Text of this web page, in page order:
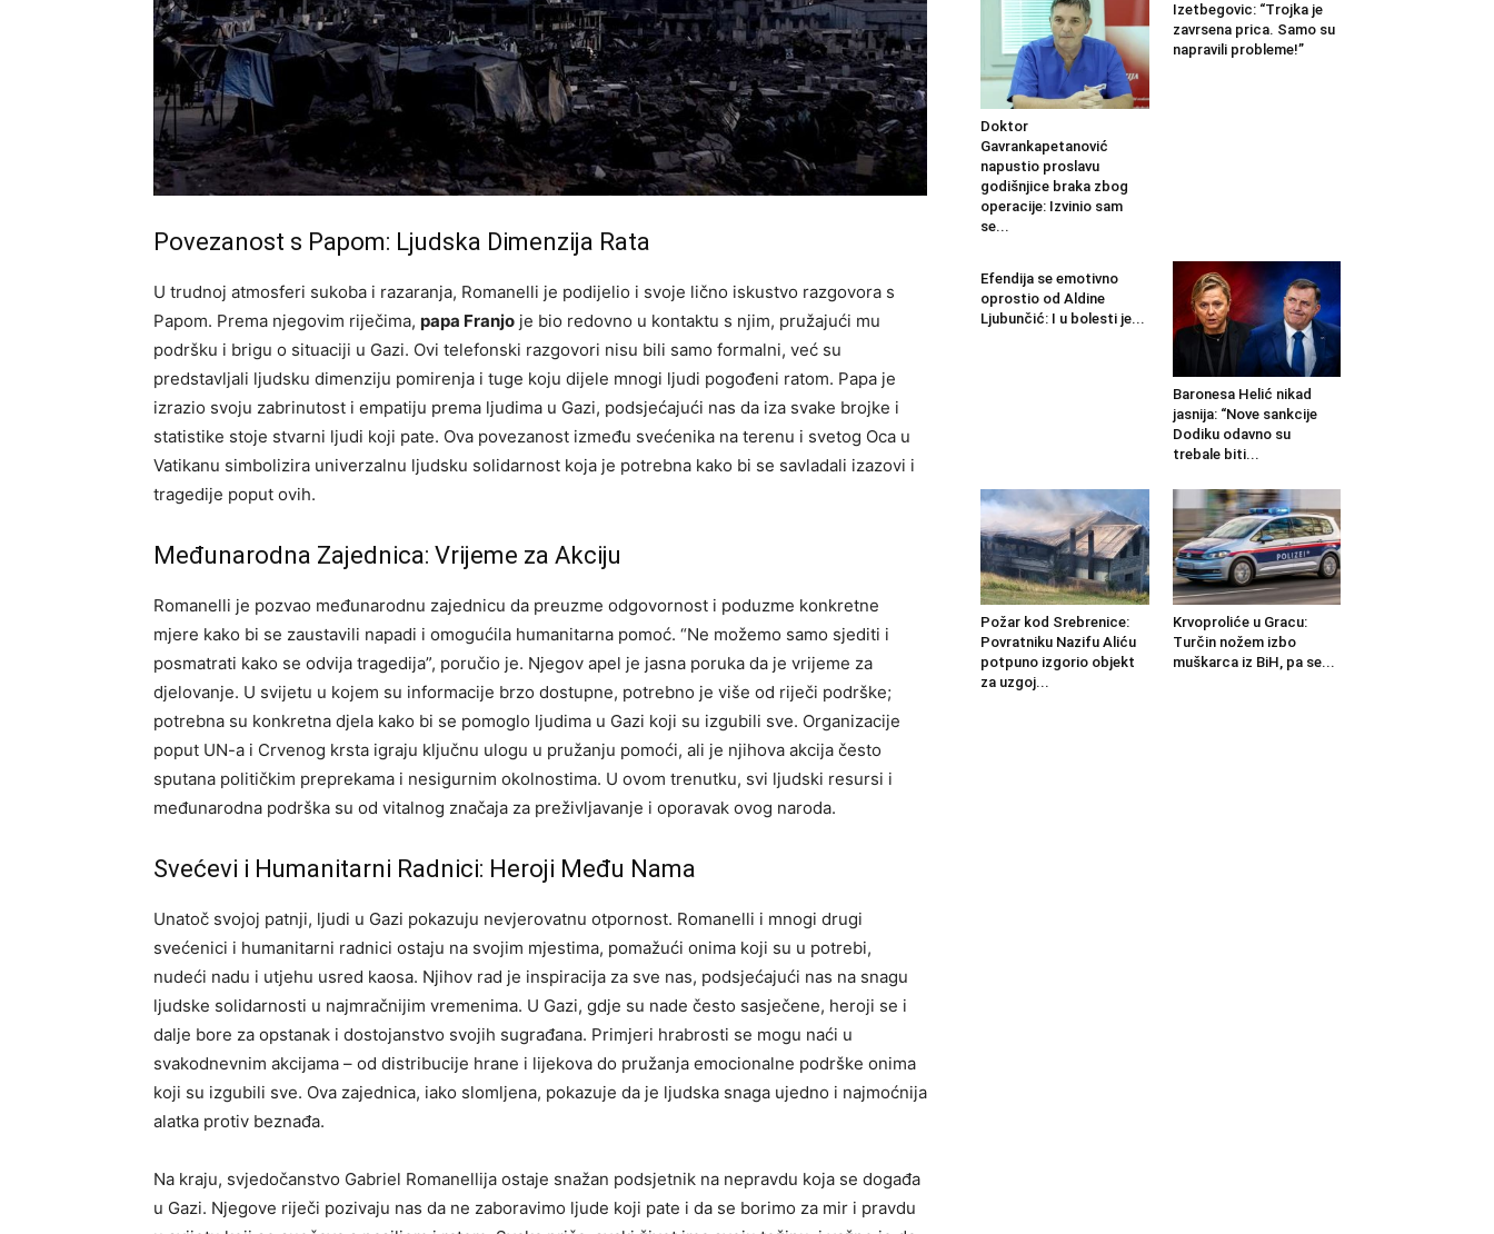
Povezanost s Papom: Ljudska Dimenzija Rata
U trudnoj atmosferi sukoba i razaranja, Romanelli je podijelio i svoje lično iskustvo razgovora s
Papom. Prema njegovim riječima, papa Franjo je bio redovno u kontaktu s njim, pružajući mu
podršku i brigu o situaciji u Gazi. Ovi telefonski razgovori nisu bili samo formalni, već su
predstavljali ljudsku dimenziju pomirenja i tuge koju dijele mnogi ljudi pogođeni ratom. Papa je
izrazio svoju zabrinutost i empatiju prema ljudima u Gazi, podsjećajući nas da iza svake brojke i
statistike stoje stvarni ljudi koji pate. Ova povezanost između svećenika na terenu i svetog Oca u
Vatikanu simbolizira univerzalnu ljudsku solidarnost koja je potrebna kako bi se savladali izazovi i
tragedije poput ovih.
Međunarodna Zajednica: Vrijeme za Akciju
Romanelli je pozvao međunarodnu zajednicu da preuzme odgovornost i poduzme konkretne
mjere kako bi se zaustavili napadi i omogućila humanitarna pomoć. “Ne možemo samo sjediti i
posmatrati kako se odvija tragedija”, poručio je. Njegov apel je jasna poruka da je vrijeme za
djelovanje. U svijetu u kojem su informacije brzo dostupne, potrebno je više od riječi podrške;
potrebna su konkretna djela kako bi se pomoglo ljudima u Gazi koji su izgubili sve. Organizacije
poput UN-a i Crvenog krsta igraju ključnu ulogu u pružanju pomoći, ali je njihova akcija često
sputana političkim preprekama i nesigurnim okolnostima. U ovom trenutku, svi ljudski resursi i
međunarodna podrška su od vitalnog značaja za preživljavanje i oporavak ovog naroda.
Svećevi i Humanitarni Radnici: Heroji Među Nama
Unatoč svojoj patnji, ljudi u Gazi pokazuju nevjerovatnu otpornost. Romanelli i mnogi drugi
svećenici i humanitarni radnici ostaju na svojim mjestima, pomažući onima koji su u potrebi,
nudeći nadu i utjehu usred kaosa. Njihov rad je inspiracija za sve nas, podsjećajući nas na snagu
ljudske solidarnosti u najmračnijim vremenima. U Gazi, gdje su nade često sasječene, heroji se i
dalje bore za opstanak i dostojanstvo svojih sugrađana. Primjeri hrabrosti se mogu naći u
svakodnevnim akcijama – od distribucije hrane i lijekova do pružanja emocionalne podrške onima
koji su izgubili sve. Ova zajednica, iako slomljena, pokazuje da je ljudska snaga ujedno i najmoćnija
alatka protiv beznađa.
Na kraju, svjedočanstvo Gabriel Romanellija ostaje snažan podsjetnik na nepravdu koja se događa
u Gazi. Njegove riječi pozivaju nas da ne zaboravimo ljude koji pate i da se borimo za mir i pravdu
Doktor
Gavrankapetanović
napustio proslavu
godišnjice braka zbog
operacije: Izvinio sam
se...
Izetbegovic: “Trojka je
zavrsena prica. Samo su
napravili probleme!”
Efendija se emotivno
oprostio od Aldine
Ljubunčić: I u bolesti je...
Baronesa Helić nikad
jasnija: “Nove sankcije
Dodiku odavno su
trebale biti...
Požar kod Srebrenice:
Povratniku Nazifu Aliću
potpuno izgorio objekt
za uzgoj...
Krvoproliće u Gracu:
Turčin nožem izbo
muškarca iz BiH, pa se...